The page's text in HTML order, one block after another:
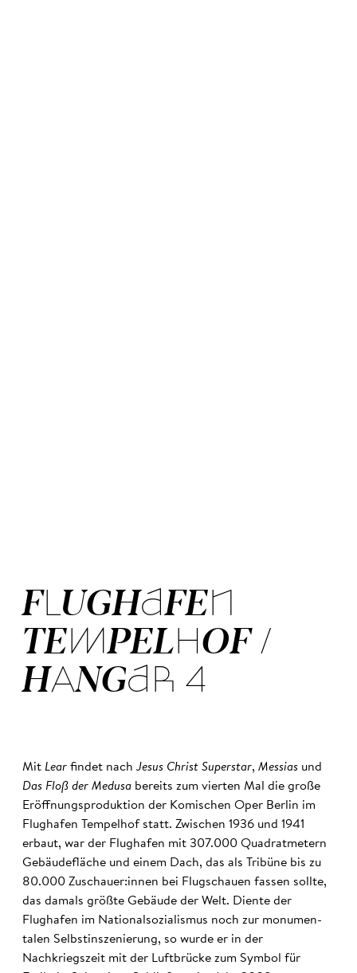
FLUG­HAFEN
TEM­PEL­HOF /
HAN­GAR 4
Mit Lear findet nach Jesus Christ Superstar, Messias und
Das Floß der Medusa bereits zum vierten Mal die große
Eröffnungsproduktion der Komischen Oper Berlin im
Flughafen Tempelhof statt. Zwischen 1936 und 1941
erbaut, war der Flughafen mit 307.000 Quadratmetern
Gebäudefläche und einem Dach, das als Tribüne bis zu
80.000 Zuschauer:innen bei Flugschauen fassen sollte,
das damals größte Gebäude der Welt. Diente der
Flughafen im Nationalsozialismus noch zur monumen­
talen Selbstinszenierung, so wurde er in der
Nachkriegszeit mit der Luftbrücke zum Symbol für